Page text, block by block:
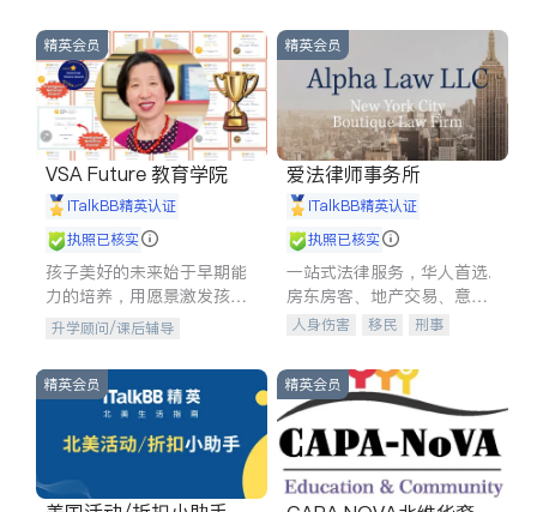
商铺租售
精英会员
VSA Future 教育学院
iTalkBB精英认证
执照已核实
孩子美好的未来始于早期能
力的培养，用愿景激发孩子
的学习潜力和动力。理念：
拥有成长型心态是成功的基
石。
升学顾问/课后辅导
精英会员
爱法律师事务所
iTalkBB精英认证
执照已核实
一站式法律服务，华人首选.
房东房客、地产交易、意外
伤害、车祸重伤、商业诉
建筑合同、刑事案件全包办
人身伤害 移民
刑事
信托/遗嘱
商业
索赔
律师-其它 保释
精英会员 精英会员